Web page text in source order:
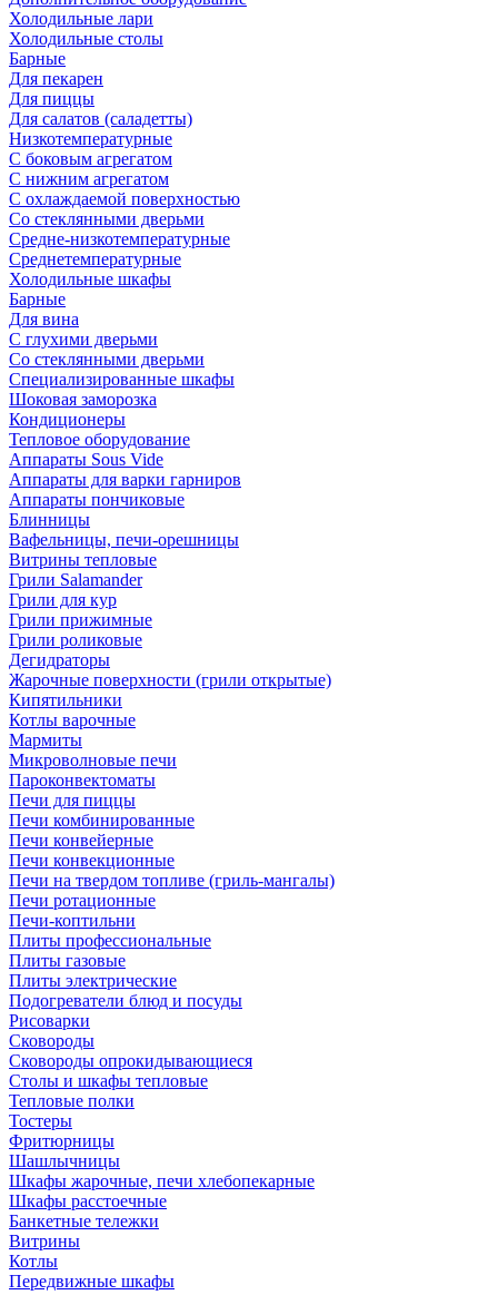
Холодильные лари
Холодильные столы
Барные
Для пекарен
Для пиццы
Для салатов (саладетты)
Низкотемпературные
С боковым агрегатом
С нижним агрегатом
С охлаждаемой поверхностью
Со стеклянными дверьми
Средне-низкотемпературные
Среднетемпературные
Холодильные шкафы
Барные
Для вина
С глухими дверьми
Со стеклянными дверьми
Специализированные шкафы
Шоковая заморозка
Кондиционеры
Тепловое оборудование
Аппараты Sous Vide
Аппараты для варки гарниров
Аппараты пончиковые
Блинницы
Вафельницы, печи-орешницы
Витрины тепловые
Грили Salamander
Грили для кур
Грили прижимные
Грили роликовые
Дегидраторы
Жарочные поверхности (грили открытые)
Кипятильники
Котлы варочные
Мармиты
Микроволновые печи
Пароконвектоматы
Печи для пиццы
Печи комбинированные
Печи конвейерные
Печи конвекционные
Печи на твердом топливе (гриль-мангалы)
Печи ротационные
Печи-коптильни
Плиты профессиональные
Плиты газовые
Плиты электрические
Подогреватели блюд и посуды
Рисоварки
Сковороды
Сковороды опрокидывающиеся
Столы и шкафы тепловые
Тепловые полки
Тостеры
Фритюрницы
Шашлычницы
Шкафы жарочные, печи хлебопекарные
Шкафы расстоечные
Банкетные тележки
Витрины
Котлы
Передвижные шкафы